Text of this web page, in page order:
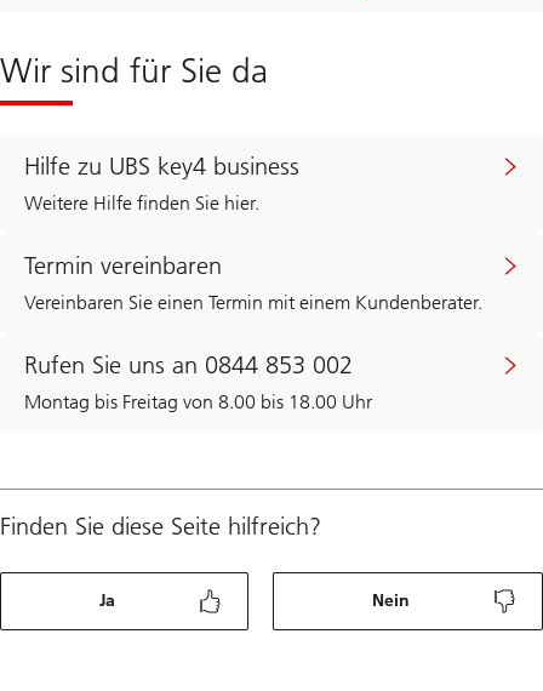
Wir sind für Sie da
Hilfe zu UBS key4 business
Weitere Hilfe finden Sie hier.
Termin vereinbaren
Vereinbaren Sie einen Termin mit einem Kundenberater.
Rufen Sie uns an 0844 853 002
Montag bis Freitag von 8.00 bis 18.00 Uhr
Finden Sie diese Seite hilfreich?
Ja Nein